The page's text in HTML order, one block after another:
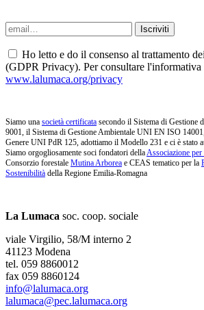
Ho letto e do il consenso al trattamento
(GDPR Privacy). Per consultare l'informativa
www.lalumaca.org/privacy
Siamo una società certificata secondo il Sistema di Gestione
9001, il Sistema di Gestione Ambientale UNI EN ISO
Genere UNI PdR 125, adottiamo il Modello 231 e ci è stato
Siamo orgogliosamente soci fondatori dellaAssociazione
Consorzio forestale Mutina Arborea e CEAS tematico per la
Sostenibilità della Regione Emilia-Romagna
La Lumaca soc. coop. sociale
viale Virgilio, 58/M interno 2
41123 Modena
tel. 059 8860012
fax 059 8860124
info@lalumaca.org
lalumaca@pec.lalumaca.org